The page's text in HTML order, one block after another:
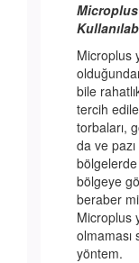
Microplus
bile
tercih
torbaları,
da ve
bölgelerde
bölgeye
beraber
Microplus
yöntem.